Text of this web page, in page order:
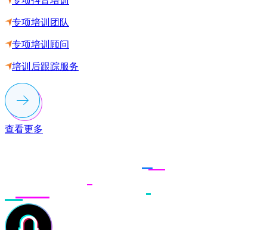
专项培训团队
专项培训顾问
培训后跟踪服务
查看更多